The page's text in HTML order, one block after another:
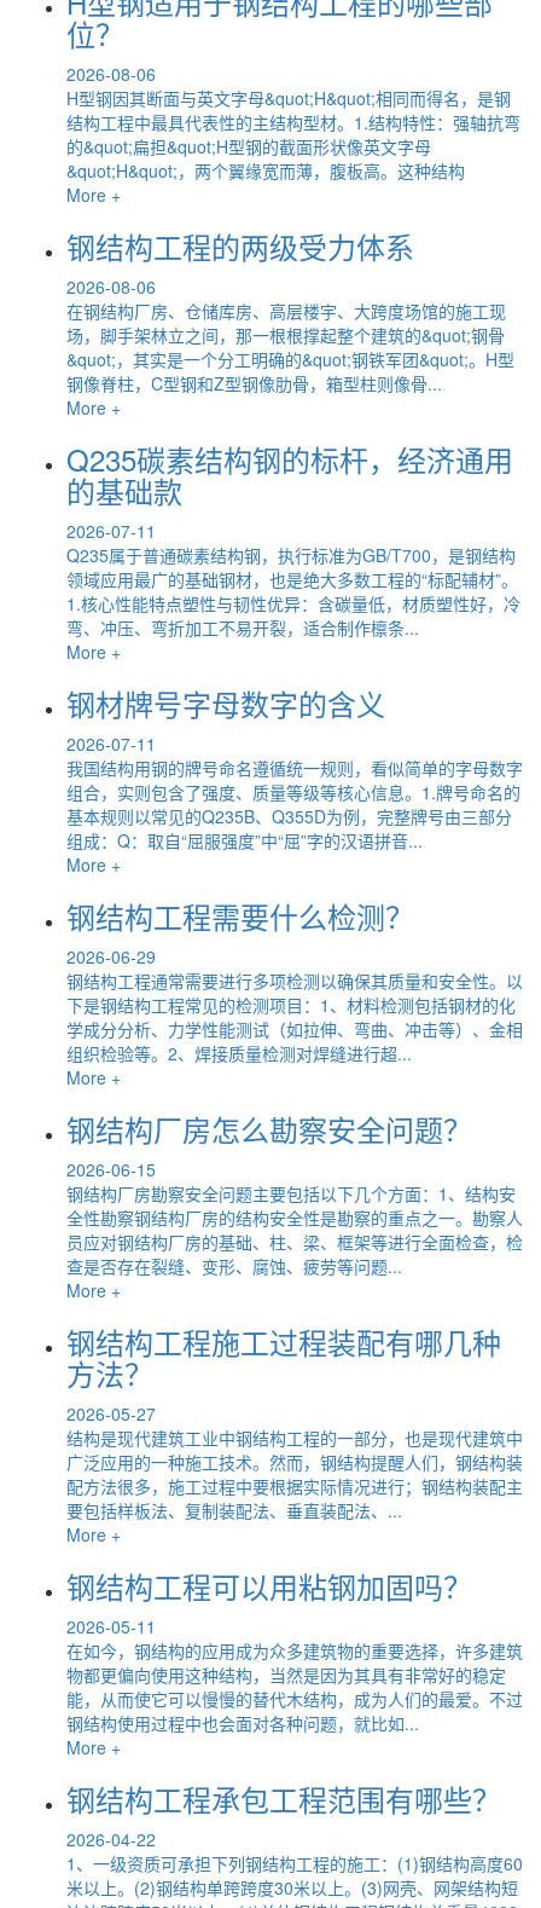
位？
2026-08-06
H型钢因其断面与英文字母&quot;H&quot;相同而得名，是钢
结构工程中最具代表性的主结构型材。1.结构特性：强轴抗弯
的&quot;扁担&quot;H型钢的截面形状像英文字母
&quot;H&quot;，两个翼缘宽而薄，腹板高。这种结构
More +
钢结构工程的两级受力体系
2026-08-06
在钢结构厂房、仓储库房、高层楼宇、大跨度场馆的施工现
场，脚手架林立之间，那一根根撑起整个建筑的&quot;钢骨
&quot;，其实是一个分工明确的&quot;钢铁军团&quot;。H型
钢像脊柱，C型钢和Z型钢像肋骨，箱型柱则像骨...
More +
Q235碳素结构钢的标杆，经济通用
的基础款
2026-07-11
Q235属于普通碳素结构钢，执行标准为GB/T700，是钢结构
领域应用最广的基础钢材，也是绝大多数工程的“标配辅材”。
1.核心性能特点塑性与韧性优异：含碳量低，材质塑性好，冷
弯、冲压、弯折加工不易开裂，适合制作檩条...
More +
钢材牌号字母数字的含义
2026-07-11
我国结构用钢的牌号命名遵循统一规则，看似简单的字母数字
组合，实则包含了强度、质量等级等核心信息。1.牌号命名的
基本规则以常见的Q235B、Q355D为例，完整牌号由三部分
组成：Q：取自“屈服强度”中“屈”字的汉语拼音...
More +
钢结构工程需要什么检测？
2026-06-29
钢结构工程通常需要进行多项检测以确保其质量和安全性。以
下是钢结构工程常见的检测项目：1、材料检测包括钢材的化
学成分分析、力学性能测试（如拉伸、弯曲、冲击等）、金相
组织检验等。2、焊接质量检测对焊缝进行超...
More +
钢结构厂房怎么勘察安全问题？
2026-06-15
钢结构厂房勘察安全问题主要包括以下几个方面：1、结构安
全性勘察钢结构厂房的结构安全性是勘察的重点之一。勘察人
员应对钢结构厂房的基础、柱、梁、框架等进行全面检查，检
查是否存在裂缝、变形、腐蚀、疲劳等问题...
More +
钢结构工程施工过程装配有哪几种
方法？
2026-05-27
结构是现代建筑工业中钢结构工程的一部分，也是现代建筑中
广泛应用的一种施工技术。然而，钢结构提醒人们，钢结构装
配方法很多，施工过程中要根据实际情况进行；钢结构装配主
要包括样板法、复制装配法、垂直装配法、...
More +
钢结构工程可以用粘钢加固吗？
2026-05-11
在如今，钢结构的应用成为众多建筑物的重要选择，许多建筑
物都更偏向使用这种结构，当然是因为其具有非常好的稳定
能，从而使它可以慢慢的替代木结构，成为人们的最爱。不过
钢结构使用过程中也会面对各种问题，就比如...
More +
钢结构工程承包工程范围有哪些？
2026-04-22
1、一级资质可承担下列钢结构工程的施工：(1)钢结构高度60
米以上。(2)钢结构单跨跨度30米以上。(3)网壳、网架结构短